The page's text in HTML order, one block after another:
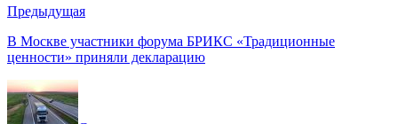
Предыдущая
В Москве участники форума БРИКС «Традиционные
ценности» приняли декларацию